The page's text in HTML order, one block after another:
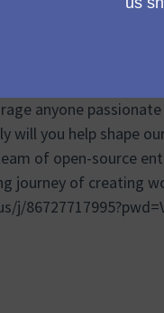
Working Group
aspects of the
and sponsor
where your ideas
anyone
will you help shape
of open-source
journey of creating
j/